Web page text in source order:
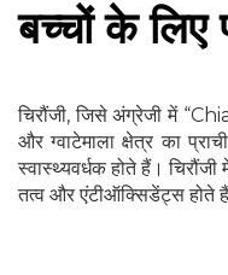
बच्चों के लिए
चिरौंजी, जिसे अंग्रेजी में
और ग्वाटेमाला क्षेत्र का
स्वास्थ्यवर्धक होते हैं।
तत्व और एंटीऑक्सिडेंट्स होते